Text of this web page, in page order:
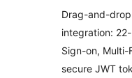
Drag-and-
integration:
Sign-on, Multi-
secure JWT